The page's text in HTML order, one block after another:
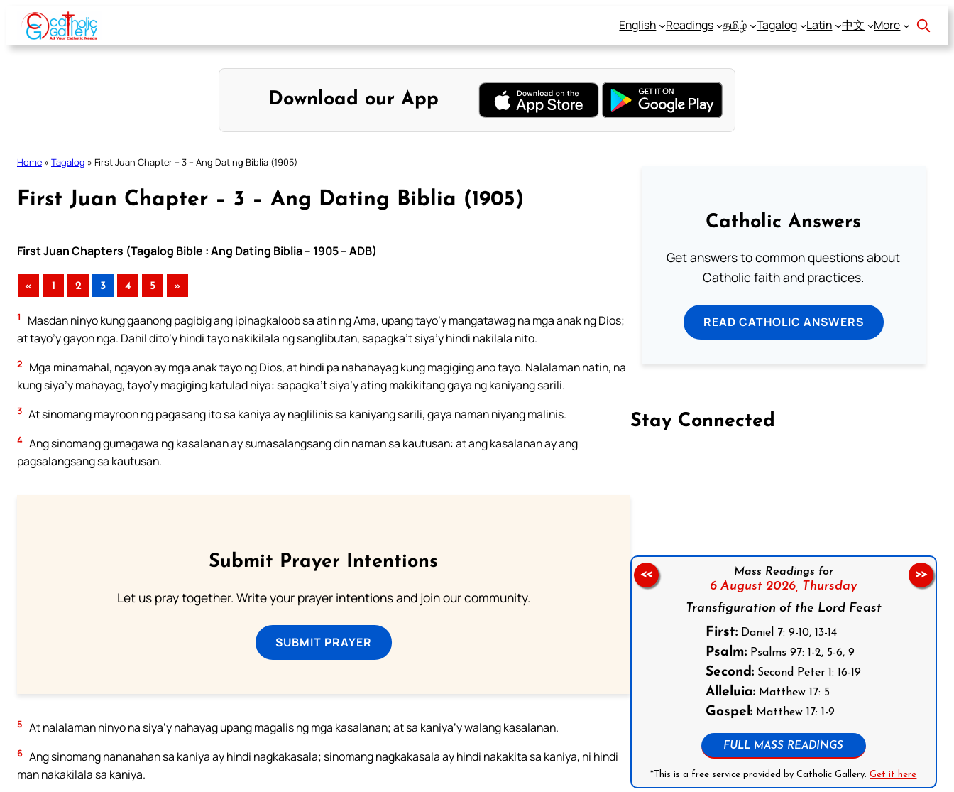
Skip
content
English Readings தமிழ் Tagalog Latin 中文 More
Download our App
Home » Tagalog » First Juan Chapter – 3 – Ang Dating Biblia (1905)
First Juan Chapter – 3 – Ang Dating Biblia (1905)
First Juan Chapters (Tagalog Bible : Ang Dating Biblia – 1905 – ADB)
« 1 2 3 4 5 »
1
Masdan ninyo kung gaanong pagibig ang ipinagkaloob sa atin ng Ama, upang tayo’y mangatawag na mga anak ng Dios;
at tayo’y gayon nga. Dahil dito’y hindi tayo nakikilala ng sanglibutan, sapagka’t siya’y hindi nakilala nito.
2
Mga minamahal, ngayon ay mga anak tayo ng Dios, at hindi pa nahahayag kung magiging ano tayo. Nalalaman natin, na
kung siya’y mahayag, tayo’y magiging katulad niya: sapagka’t siya’y ating makikitang gaya ng kaniyang sarili.
3 At sinomang mayroon ng pagasang ito sa kaniya ay naglilinis sa kaniyang sarili, gaya naman niyang malinis.
4 Ang sinomang gumagawa ng kasalanan ay sumasalangsang din naman sa kautusan: at ang kasalanan ay ang
pagsalangsang sa kautusan.
Submit Prayer Intentions
Let us pray together. Write your prayer intentions and join our community.
SUBMIT PRAYER
5 At nalalaman ninyo na siya’y nahayag upang magalis ng mga kasalanan; at sa kaniya’y walang kasalanan.
6 Ang sinomang nananahan sa kaniya ay hindi nagkakasala; sinomang nagkakasala ay hindi nakakita sa kaniya, ni hindi
man nakakilala sa kaniya.
Catholic Answers
Get answers to common questions about
Catholic faith and practices.
READ CATHOLIC ANSWERS
Stay Connected
Mass Readings for
6 August 2026, Thursday
Transfiguration of the Lord Feast
First: Daniel 7: 9-10, 13-14
Psalm: Psalms 97: 1-2, 5-6, 9
Second: Second Peter 1: 16-19
Alleluia: Matthew 17: 5
Gospel: Matthew 17: 1-9
FULL MASS READINGS
*This is a free service provided by Catholic Gallery.Get it here
<< >>